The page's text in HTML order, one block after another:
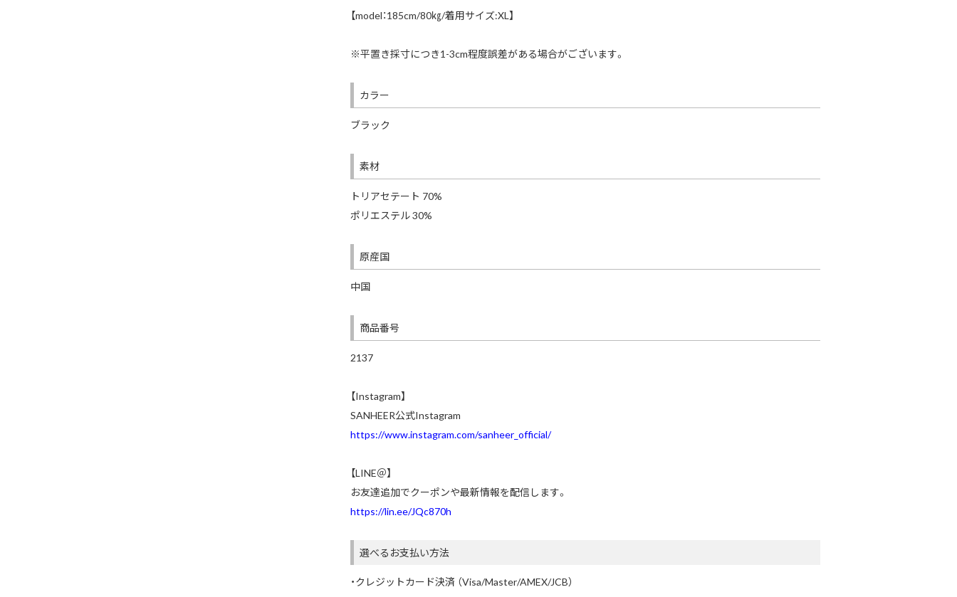
【model：185cm/80㎏/着用サイズ:XL】
※平置き採寸につき1-3cm程度誤差がある場合がございます。
カラー
ブラック
素材
トリアセテート 70%
ポリエステル 30%
原産国
中国
商品番号
2137
【Instagram】
SANHEER公式Instagram
https://www.instagram.com/sanheer_official/
【LINE＠】
お友達追加でクーポンや最新情報を配信します。
https://lin.ee/JQc870h
選べるお支払い方法
・クレジットカード決済 （Visa/Master/AMEX/JCB）